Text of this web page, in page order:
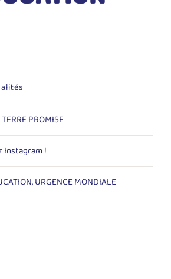
PROMISE
Instagram !
URGENCE MONDIALE